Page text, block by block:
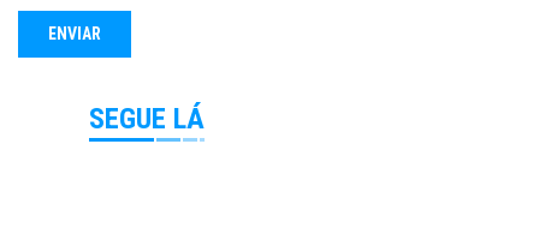
SEGUE LÁ